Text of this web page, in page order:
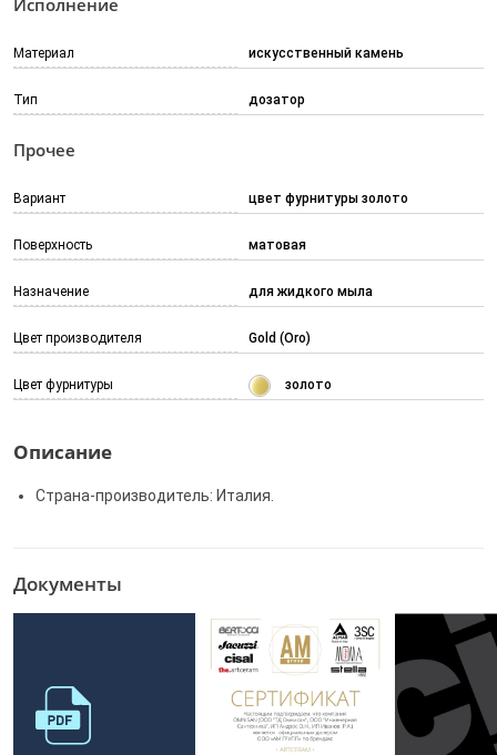
Исполнение
Материал искусственный камень
Тип дозатор
Прочее
Вариант цвет фурнитуры золото
Поверхность матовая
Назначение для жидкого мыла
Цвет производителя Gold (Oro)
Цвет фурнитуры золото
Описание
Страна-производитель: Италия.
Документы